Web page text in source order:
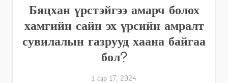
Бяцхан үрстэйгээ амарч болох
хамгийн сайн эх үрсийн амралт
сувилалын газрууд хаана байгаа
бол?
1 сар 17, 2024